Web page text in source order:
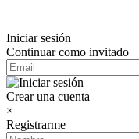
Iniciar sesión
Continuar como invitado
Crear una cuenta
×
Registrarme